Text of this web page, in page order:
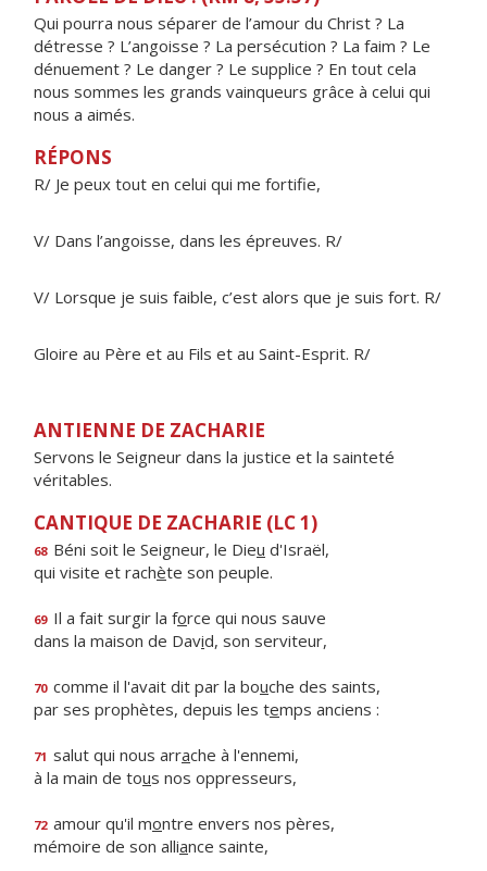
Qui pourra nous séparer de l’amour du Christ ? La
détresse ? L’angoisse ? La persécution ? La faim ? Le
dénuement ? Le danger ? Le supplice ? En tout cela
nous sommes les grands vainqueurs grâce à celui qui
nous a aimés.
RÉPONS
R/ Je peux tout en celui qui me fortifie,
V/ Dans l’angoisse, dans les épreuves. R/
V/ Lorsque je suis faible, c’est alors que je suis fort. R/
Gloire au Père et au Fils et au Saint-Esprit. R/
ANTIENNE DE ZACHARIE
Servons le Seigneur dans la justice et la sainteté
véritables.
CANTIQUE DE ZACHARIE (LC 1)
68 Béni soit le Seigneur, le Dieu d'Israël,
qui visite et rachète son peuple.
69 Il a fait surgir la force qui nous sauve
dans la maison de David, son serviteur,
70 comme il l'avait dit par la bouche des saints,
par ses prophètes, depuis les temps anciens :
71 salut qui nous arrache à l'ennemi,
à la main de tous nos oppresseurs,
72 amour qu'il montre envers nos pères,
mémoire de son alliance sainte,